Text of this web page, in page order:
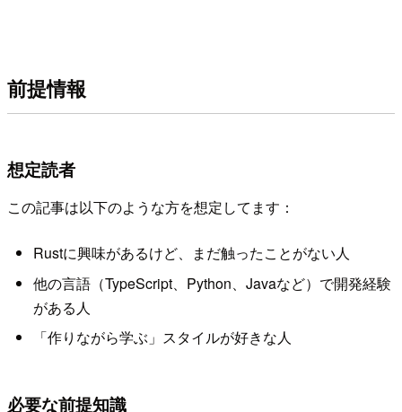
前提情報
想定読者
この記事は以下のような方を想定してます：
Rustに興味があるけど、まだ触ったことがない人
他の言語（TypeScript、Python、Javaなど）で開発経験
がある人
「作りながら学ぶ」スタイルが好きな人
必要な前提知識